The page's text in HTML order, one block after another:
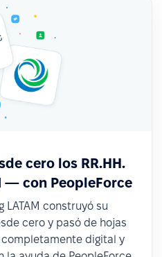
cero los RR.HH.
— con PeopleForce
LATAM construyó su
cero y pasó de hojas
digital y